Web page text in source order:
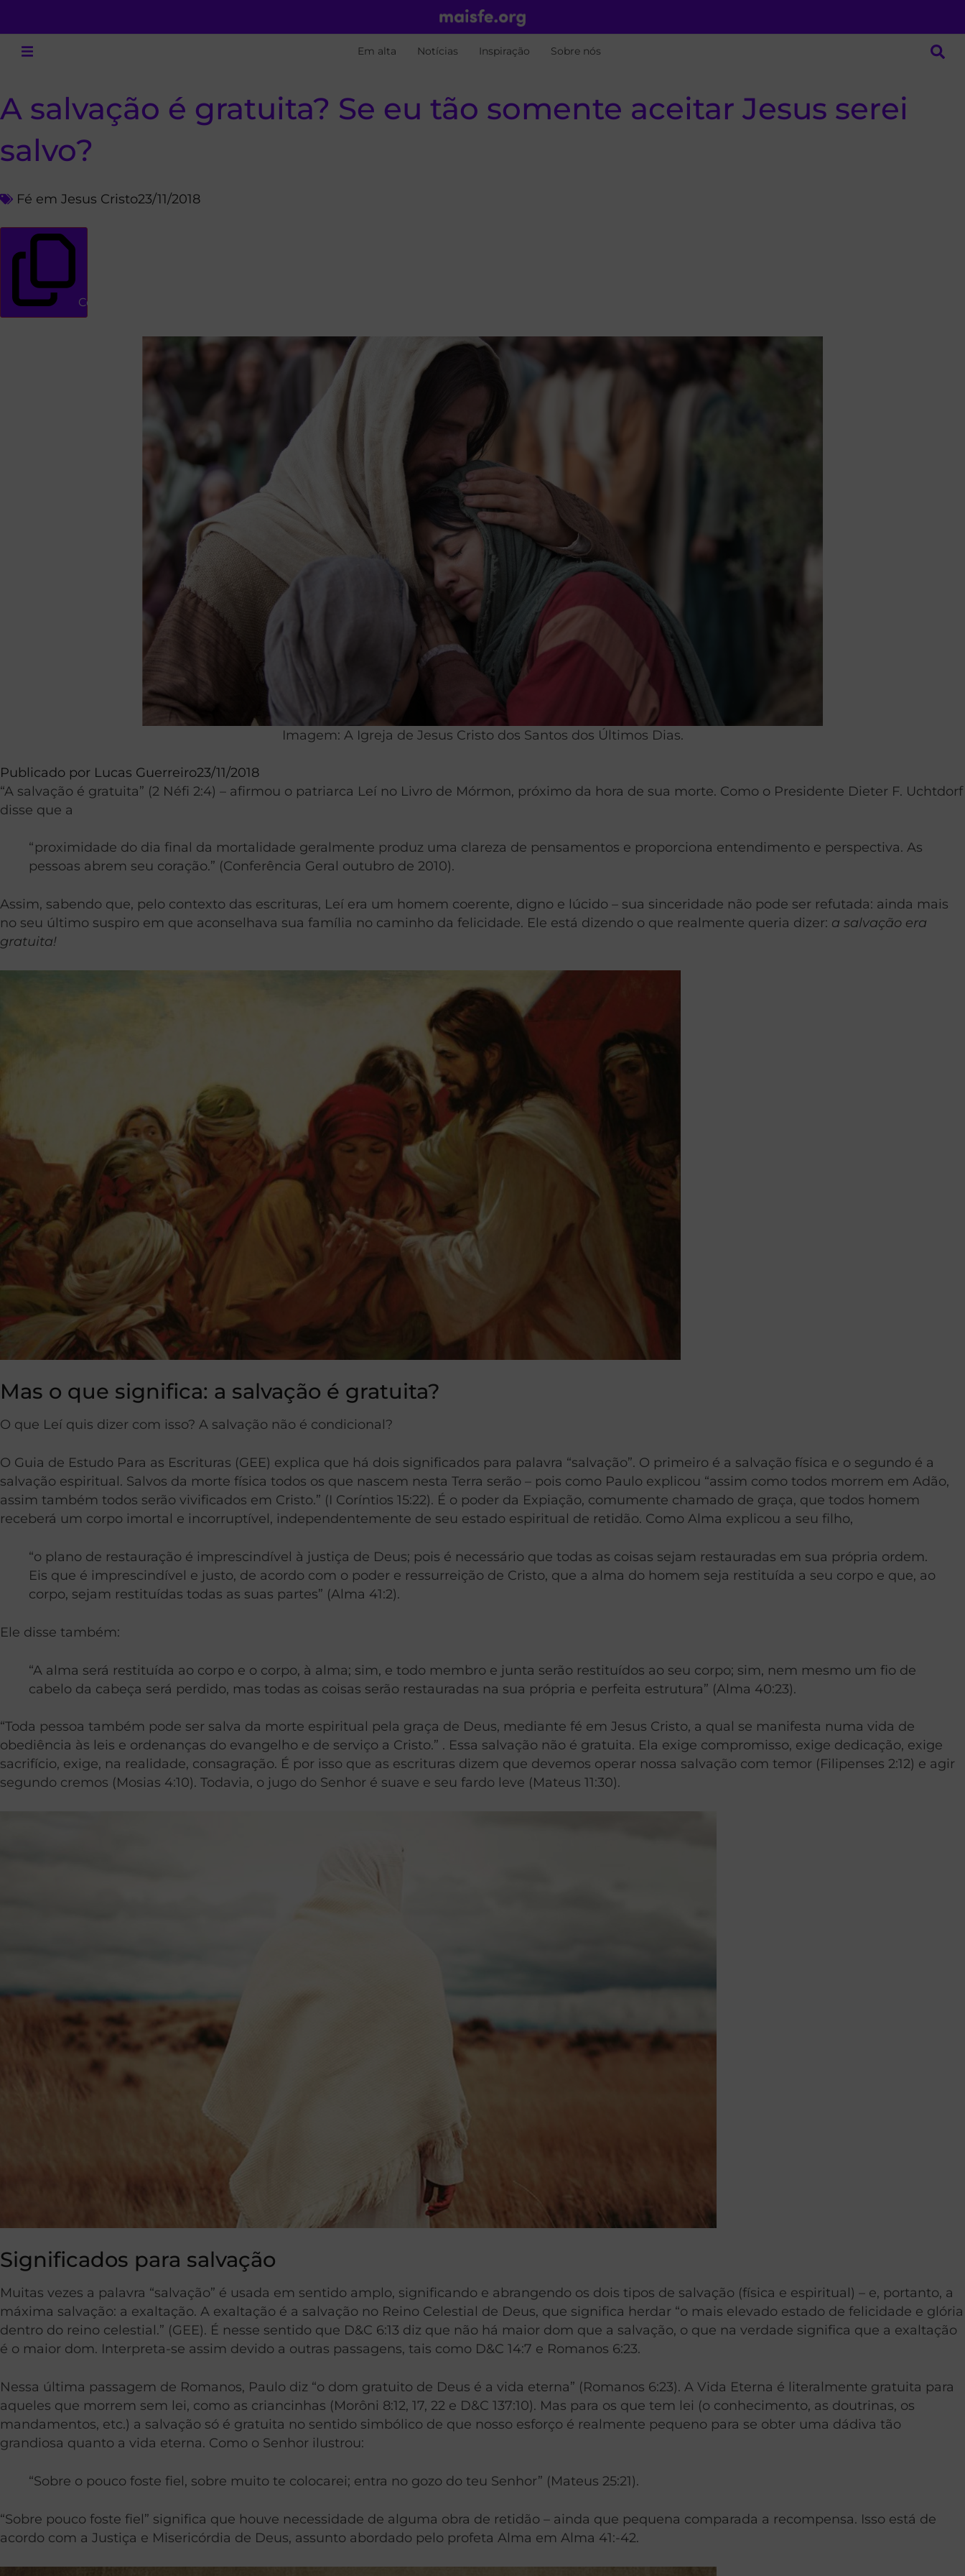
Em alta Notícias Inspiração Sobre nós
A salvação é gratuita? Se eu tão somente aceitar Jesus serei
salvo?
Fé em Jesus Cristo23/11/2018
Copiar link
Imagem: A Igreja de Jesus Cristo dos Santos dos Últimos Dias.
Publicado por Lucas Guerreiro23/11/2018
“A salvação é gratuita” (2 Néfi 2:4) – afirmou o patriarca Leí no Livro de Mórmon, próximo da hora de sua morte. Como o Presidente Dieter F. Uchtdorf
disse que a
“proximidade do dia final da mortalidade geralmente produz uma clareza de pensamentos e proporciona entendimento e perspectiva. As
pessoas abrem seu coração.” (Conferência Geral outubro de 2010).
Assim, sabendo que, pelo contexto das escrituras, Leí era um homem coerente, digno e lúcido – sua sinceridade não pode ser refutada: ainda mais
no seu último suspiro em que aconselhava sua família no caminho da felicidade. Ele está dizendo o que realmente queria dizer: a salvação era
gratuita!
Mas o que significa: a salvação é gratuita?
O que Leí quis dizer com isso? A salvação não é condicional?
O Guia de Estudo Para as Escrituras (GEE) explica que há dois significados para palavra “salvação”. O primeiro é a salvação física e o segundo é a
salvação espiritual. Salvos da morte física todos os que nascem nesta Terra serão – pois como Paulo explicou “assim como todos morrem em Adão,
assim também todos serão vivificados em Cristo.” (I Coríntios 15:22). É o poder da Expiação, comumente chamado de graça, que todos homem
receberá um corpo imortal e incorruptível, independentemente de seu estado espiritual de retidão. Como Alma explicou a seu filho,
“o plano de restauração é imprescindível à justiça de Deus; pois é necessário que todas as coisas sejam restauradas em sua própria ordem.
Eis que é imprescindível e justo, de acordo com o poder e ressurreição de Cristo, que a alma do homem seja restituída a seu corpo e que, ao
corpo, sejam restituídas todas as suas partes” (Alma 41:2).
Ele disse também:
“A alma será restituída ao corpo e o corpo, à alma; sim, e todo membro e junta serão restituídos ao seu corpo; sim, nem mesmo um fio de
cabelo da cabeça será perdido, mas todas as coisas serão restauradas na sua própria e perfeita estrutura” (Alma 40:23).
“Toda pessoa também pode ser salva da morte espiritual pela graça de Deus, mediante fé em Jesus Cristo, a qual se manifesta numa vida de
obediência às leis e ordenanças do evangelho e de serviço a Cristo.” . Essa salvação não é gratuita. Ela exige compromisso, exige dedicação, exige
sacrifício, exige, na realidade, consagração. É por isso que as escrituras dizem que devemos operar nossa salvação com temor (Filipenses 2:12) e agir
segundo cremos (Mosias 4:10). Todavia, o jugo do Senhor é suave e seu fardo leve (Mateus 11:30).
Significados para salvação
Muitas vezes a palavra “salvação” é usada em sentido amplo, significando e abrangendo os dois tipos de salvação (física e espiritual) – e, portanto, a
máxima salvação: a exaltação. A exaltação é a salvação no Reino Celestial de Deus, que significa herdar “o mais elevado estado de felicidade e glória
dentro do reino celestial.” (GEE). É nesse sentido que D&C 6:13 diz que não há maior dom que a salvação, o que na verdade significa que a exaltação
é o maior dom. Interpreta-se assim devido a outras passagens, tais como D&C 14:7 e Romanos 6:23.
Nessa última passagem de Romanos, Paulo diz “o dom gratuito de Deus é a vida eterna” (Romanos 6:23). A Vida Eterna é literalmente gratuita para
aqueles que morrem sem lei, como as criancinhas (Morôni 8:12, 17, 22 e D&C 137:10). Mas para os que tem lei (o conhecimento, as doutrinas, os
mandamentos, etc.) a salvação só é gratuita no sentido simbólico de que nosso esforço é realmente pequeno para se obter uma dádiva tão
grandiosa quanto a vida eterna. Como o Senhor ilustrou:
“Sobre o pouco foste fiel, sobre muito te colocarei; entra no gozo do teu Senhor” (Mateus 25:21).
“Sobre pouco foste fiel” significa que houve necessidade de alguma obra de retidão – ainda que pequena comparada a recompensa. Isso está de
acordo com a Justiça e Misericórdia de Deus, assunto abordado pelo profeta Alma em Alma 41:-42.